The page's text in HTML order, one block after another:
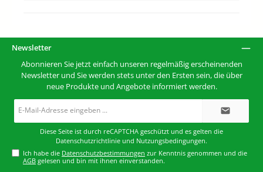
Newsletter
Abonnieren Sie jetzt einfach unseren regelmäßig erscheinenden
Newsletter und Sie werden stets unter den Ersten sein, die über
neue Produkte und Angebote informiert werden.
Diese Seite ist durch reCAPTCHA geschützt und es gelten die
Datenschutzrichtlinie und Nutzungsbedingungen.
Ich habe die Datenschutzbestimmungen zur Kenntnis genommen und die
AGB gelesen und bin mit ihnen einverstanden.